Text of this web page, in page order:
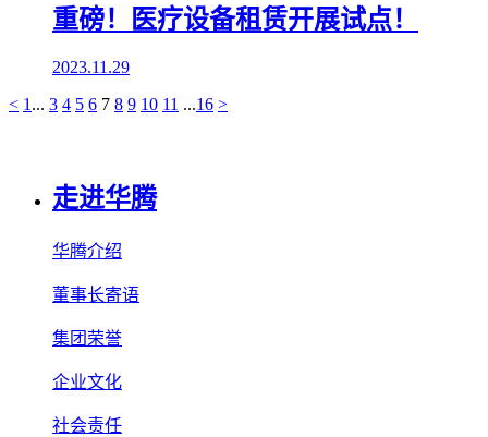
重磅！医疗设备租赁开展试点！
2023.11.29
< 1 ... 3 4 5 6 7 8 9 10 11 ...16 >
走进华腾
华腾介绍
董事长寄语
集团荣誉
企业文化
社会责任